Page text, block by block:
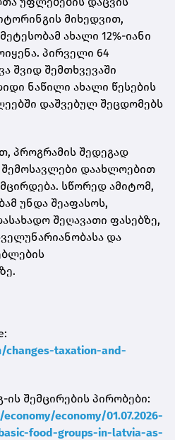
მიხედვით,
ახალი 12%-იანი
პირველი 64
შვიდ შემთხვევაში
ნაწილი ახალი წესების
დაშვებულ შეცდომებს
პროგრამის შედეგად
დაახლოებით
სწორედ ამიტომ,
უნდა შეაფასოს,
შეღავათი ფასებზე,
და
changes-taxation-and-
ის შემცირების პირობები:
economy/01.07.2026-
food-groups-in-latvia-as-